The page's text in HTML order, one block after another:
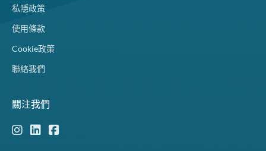
私隱政策
使用條款
Cookie政策
聯絡我們
關注我們